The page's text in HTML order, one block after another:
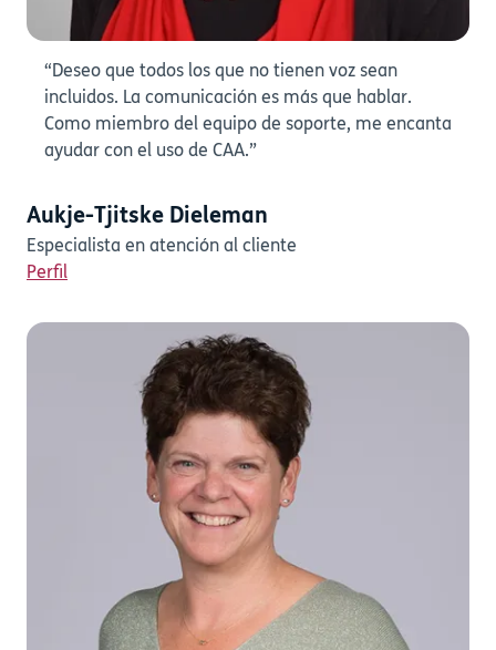
“Deseo que todos los que no tienen voz sean
incluidos. La comunicación es más que hablar.
Como miembro del equipo de soporte, me encanta
ayudar con el uso de CAA.”
Aukje-Tjitske Dieleman
Especialista en atención al cliente
Perfil